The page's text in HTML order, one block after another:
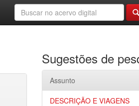
Sugestões de
Assunto
DESCRIÇÃO E VIAGENS